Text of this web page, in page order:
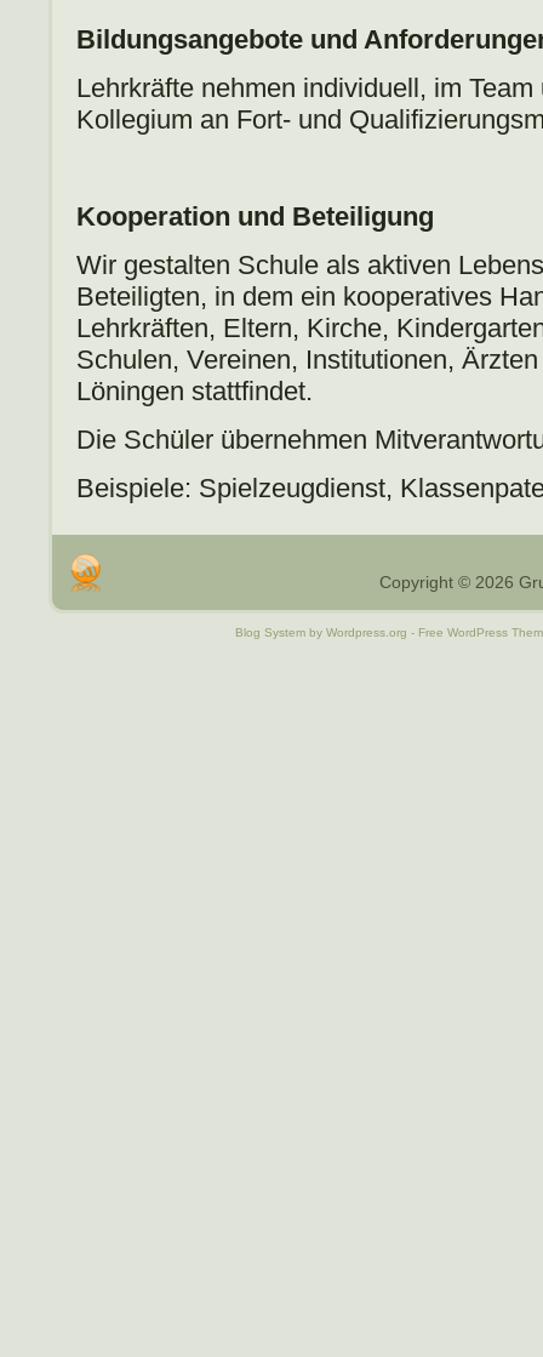
Bildungsangebote und
Lehrkräfte nehmen individuell, im
Kollegium an Fort- und
Kooperation und Beteiligung
Wir gestalten Schule als aktiven
Beteiligten, in dem ein kooperatives
Lehrkräften, Eltern, Kirche,
Schulen, Vereinen, Institutionen,
Löningen stattfindet.
Die Schüler übernehmen
Beispiele: Spielzeugdienst,
Copyright © 2026
Blog System by Wordpress.org - Free WordPress